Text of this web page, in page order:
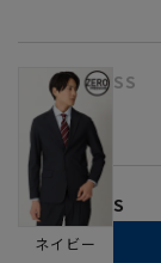
ネイビー
SS
S